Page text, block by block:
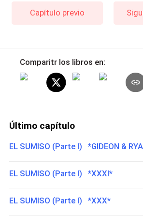
Capítulo previo
Comparitr los libros en:
Último capítulo
EL SUMISO (Parte I) *GIDEON &
EL SUMISO (Parte I) *XXXI*
EL SUMISO (Parte I) *XXX*